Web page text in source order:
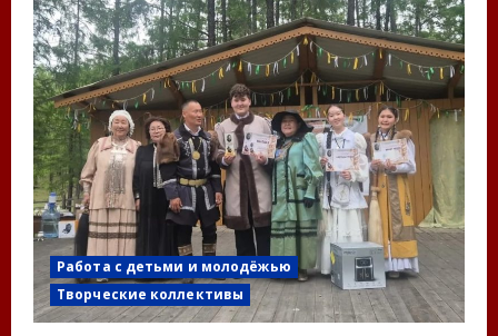
Работа с детьми и молодёжью
Творческие коллективы